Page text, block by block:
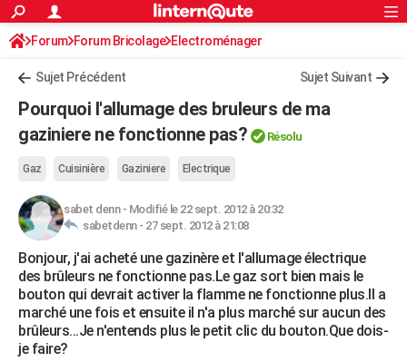
ACTUALITÉS
Politique
Société
Faits Divers
Education
Monde
Villes
+
Programme TV
Streaming
Sorties cinéma
Musique
FINANCE
Retraite
Impôts
Epargne
Immobilier
Risques naturels par ville
Banque
Assurance
Crédit
AUTO
Essais
Réserver un essai
Citadines
Berlines
SUV
Forum auto
HIGH-TECH
Mobiles
Meilleur smartphone
Internet
Ordinateurs
Jeux vidéo
Guide high-tech
BRICOLAGE
Forum
Aménagement intérieur
Extérieur
Cuisine
Salle de bains
Jardinage
Rangement
WEEK-END
Guides de France
Escapades
Patrimoine
Expositions
Musées
Week-end nature
+LIFESTYLE
Art de vivre
Bien-être
Loisirs
Mode
Modes de vie
SANTE
S'inscrire
Connexion
Forum Forum Bricolage Electroménager
Sujet Précédent Sujet Suivant
Pourquoi l'allumage des bruleurs de ma
gaziniere ne fonctionne pas?
Résolu
Gaz Cuisinière Gaziniere Electrique
sabet denn- Modifié le 22 sept. 2012 à 20:32
sabetdenn - 27 sept. 2012 à 21:08
Bonjour, j'ai acheté une gazinère et l'allumage électrique
des brûleurs ne fonctionne pas.Le gaz sort bien mais le
bouton qui devrait activer la flamme ne fonctionne plus.Il a
marché une fois et ensuite il n'a plus marché sur aucun des
brûleurs...Je n'entends plus le petit clic du bouton.Que dois-
je faire?